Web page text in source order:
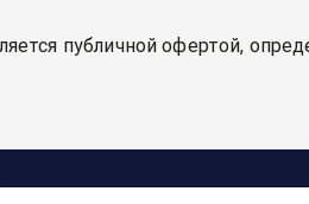
публичной офертой,